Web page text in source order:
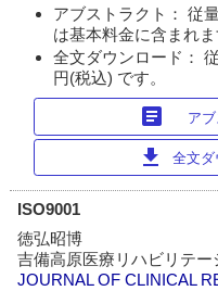
アブストラクト： 従
は基本料金に含まれま
全文ダウンロード：
円(税込) です。
article ア
download 全文ダ
ISO9001
徳弘昭博
吉備高原医療リハビリテー
JOURNAL OF CLINICAL